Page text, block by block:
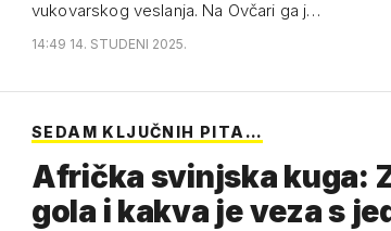
vukovarskog veslanja. Na Ovčari ga j…
14:49 14. STUDENI 2025.
SEDAM KLJUČNIH PITA…
Afrička svinjska kuga:
gola i kakva je veza s